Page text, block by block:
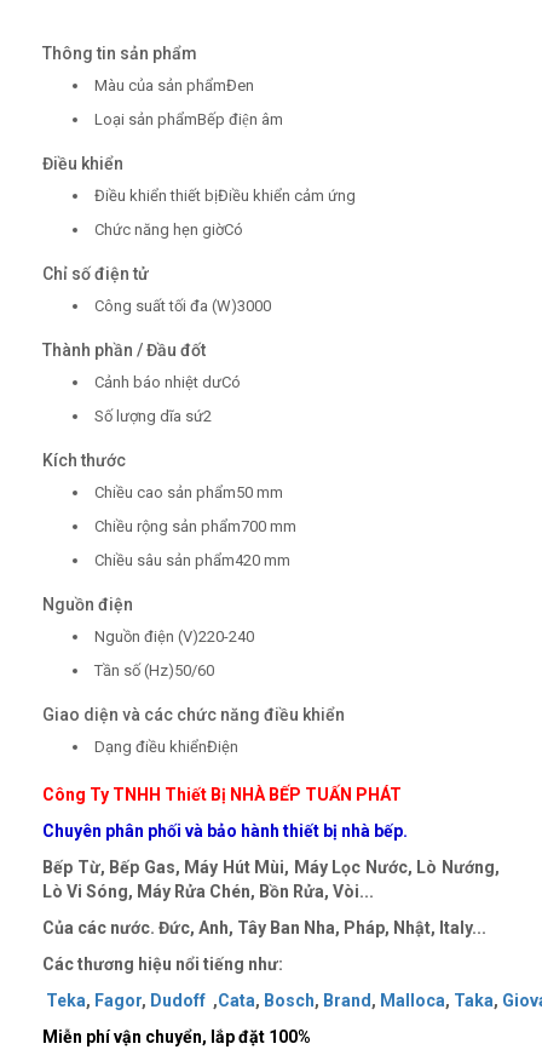
Thông tin sản phẩm
Màu của sản phẩmĐen
Loại sản phẩmBếp điện âm
Điều khiển
Điều khiển thiết bịĐiều khiển cảm ứng
Chức năng hẹn giờCó
Chỉ số điện tử
Công suất tối đa (W)3000
Thành phần / Đầu đốt
Cảnh báo nhiệt dưCó
Số lượng dĩa sứ2
Kích thước
Chiều cao sản phẩm50 mm
Chiều rộng sản phẩm700 mm
Chiều sâu sản phẩm420 mm
Nguồn điện
Nguồn điện (V)220-240
Tần số (Hz)50/60
Giao diện và các chức năng điều khiển
Dạng điều khiểnĐiện
Công Ty TNHH Thiết Bị NHÀ BẾP TUẤN PHÁT
Chuyên phân phối và bảo hành thiết bị nhà bếp.
Bếp Từ, Bếp Gas, Máy Hút Mùi, Máy Lọc Nước, Lò Nướng,
Lò Vi Sóng, Máy Rửa Chén, Bồn Rửa, Vòi...
Của các nước. Đức, Anh, Tây Ban Nha, Pháp, Nhật, Italy...
Các thương hiệu nổi tiếng như:
Teka, Fagor, Dudoff ,Cata, Bosch, Brand , Malloca, Taka,
Miễn phí vận chuyển, lắp đặt 100%